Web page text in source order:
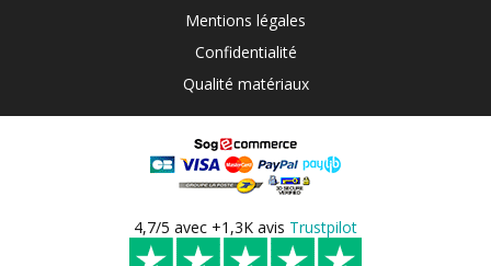
Mentions légales
Confidentialité
Qualité matériaux
4,7/5 avec +1,3K avis Trustpilot